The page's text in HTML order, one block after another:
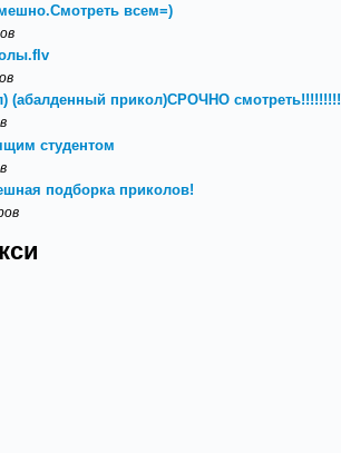
всем=)
(абалденный прикол)СРОЧНО смотреть!!!!!!!!!
студентом
подборка приколов!